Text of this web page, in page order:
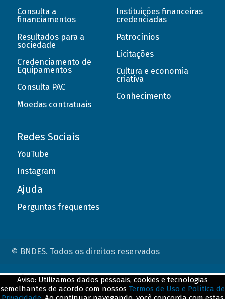
Consulta a
financiamentos
Resultados para a
sociedade
Credenciamento de
Equipamentos
Consulta PAC
Moedas contratuais
Instituições financeiras
credenciadas
Patrocínios
Licitações
Cultura e economia
criativa
Conhecimento
Redes Sociais
YouTube
Instagram
Ajuda
Perguntas frequentes
© BNDES. Todos os direitos reservados
Aviso: Utilizamos dados pessoais, cookies e tecnologias
semelhantes de acordo com nossos Termos de Uso e Política de
ConteÃºdo complementar
${title}${badge}